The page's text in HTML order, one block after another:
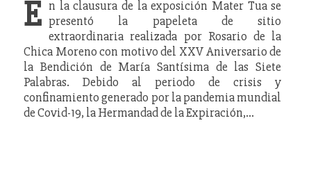
E n la clausura de la exposición Mater Tua se
presentó la papeleta de sitio
extraordinaria realizada por Rosario de la
Chica Moreno con motivo del XXV Aniversario de
la Bendición de María Santísima de las Siete
Palabras. Debido al periodo de crisis y
confinamiento generado por la pandemia mundial
de Covid-19, la Hermandad de la Expiración,…